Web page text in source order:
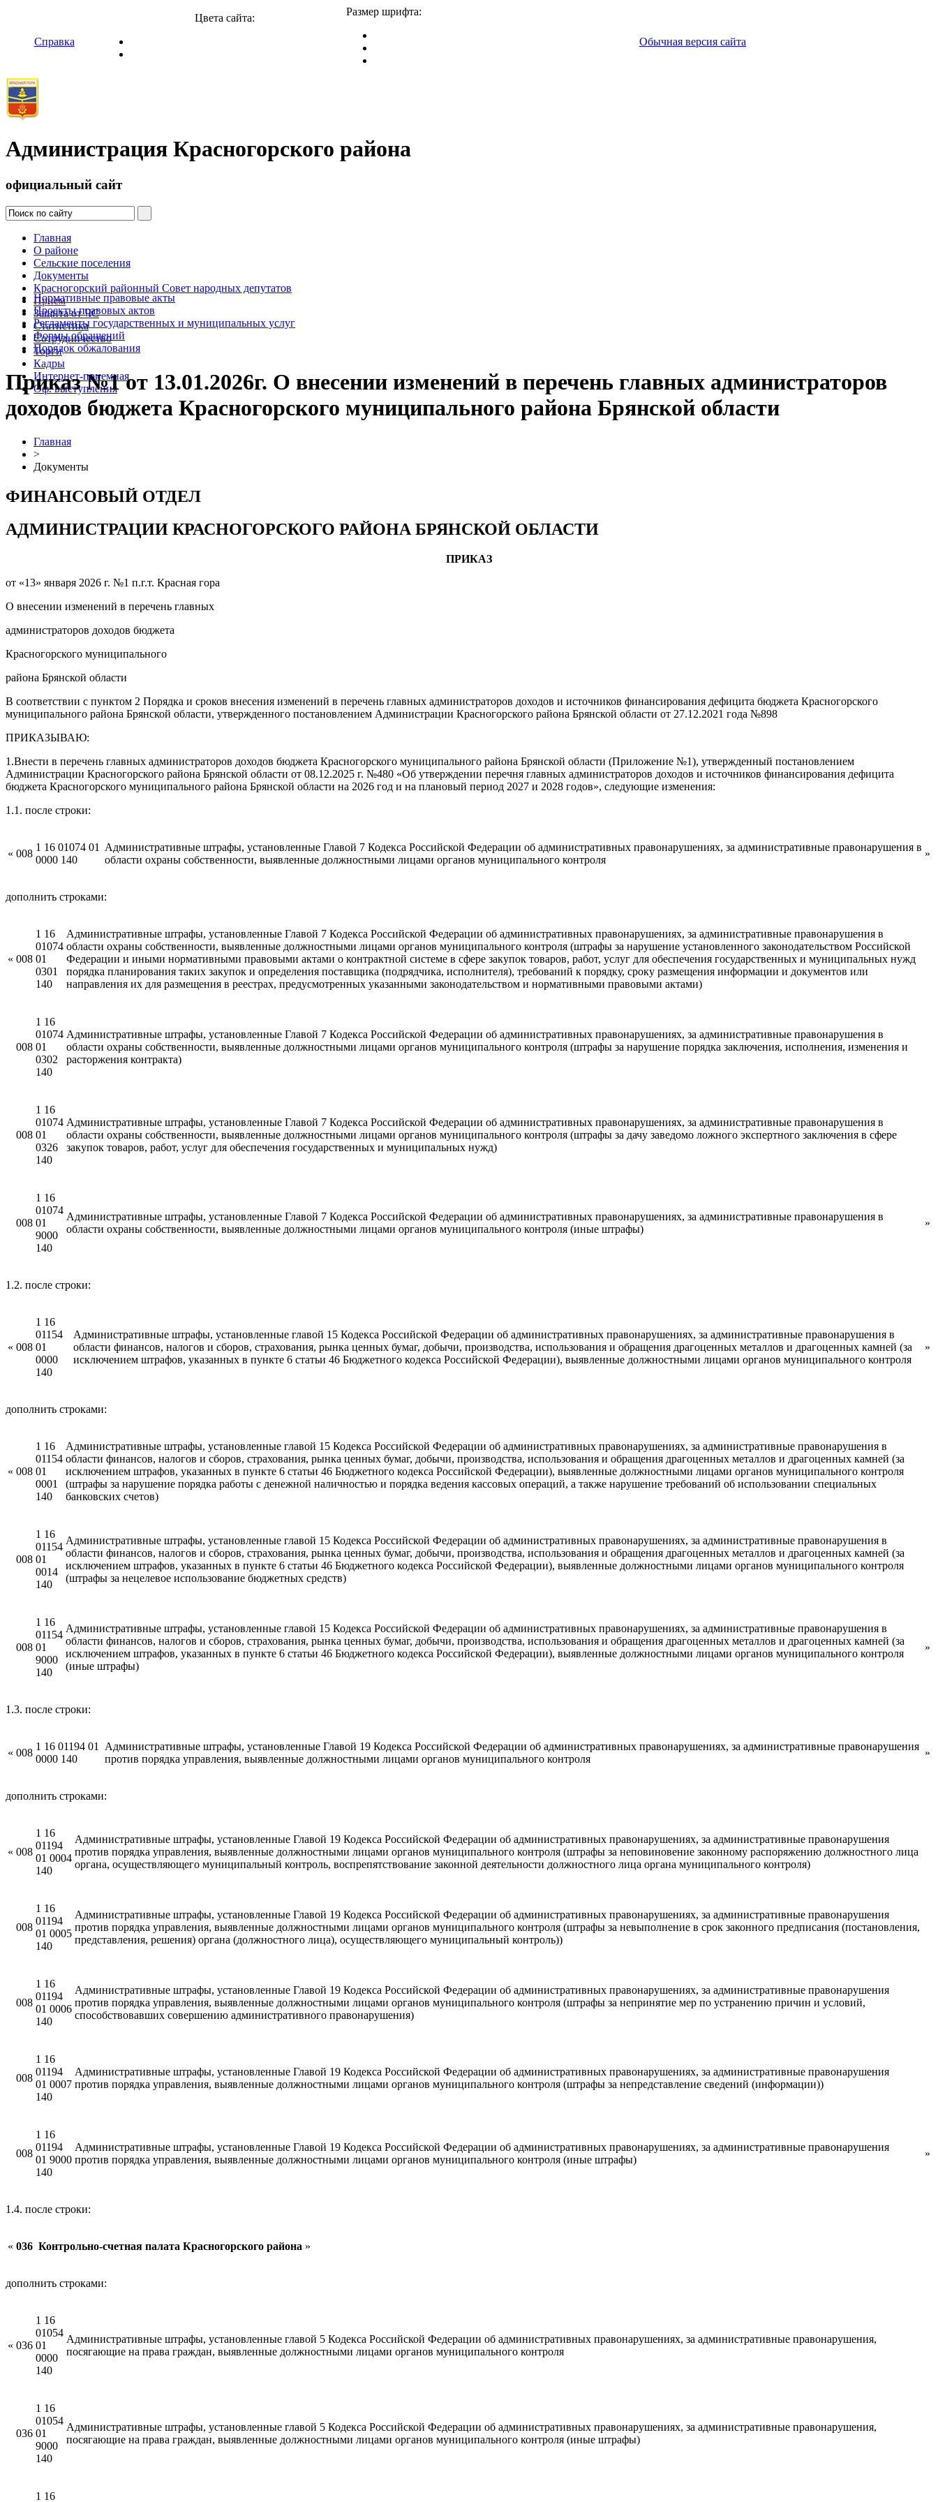
Справка
Цвета сайта:
Размер шрифта:
Обычная версия сайта
Администрация Красногорского района
официальный сайт
Главная
О районе
Сельские поселения
Документы
Красногорский районный Совет народных депутатов
Прием
Защита от ЧС
Статистика
Сотрудничество
Торги
Кадры
Интернет-приемная
Оф. выступления
Нормативные правовые акты
Проекты правовых актов
Регламенты государственных и муниципальных услуг
Формы обращений
Порядок обжалования
Приказ №1 от 13.01.2026г. О внесении изменений в перечень главных администраторов
доходов бюджета Красногорского муниципального района Брянской области
Главная
>
Документы
ФИНАНСОВЫЙ ОТДЕЛ
АДМИНИСТРАЦИИ КРАСНОГОРСКОГО РАЙОНА БРЯНСКОЙ ОБЛАСТИ
ПРИКАЗ
от «13» января 2026 г. №1 п.г.т. Красная гора
О внесении изменений в перечень главных
администраторов доходов бюджета
Красногорского муниципального
района Брянской области
В соответствии с пунктом 2 Порядка и сроков внесения изменений в перечень главных администраторов доходов и источников финансирования дефицита бюджета Красногорского
муниципального района Брянской области, утвержденного постановлением Администрации Красногорского района Брянской области от 27.12.2021 года №898
ПРИКАЗЫВАЮ:
1.Внести в перечень главных администраторов доходов бюджета Красногорского муниципального района Брянской области (Приложение №1), утвержденный постановлением
Администрации Красногорского района Брянской области от 08.12.2025 г. №480 «Об утверждении перечня главных администраторов доходов и источников финансирования дефицита
бюджета Красногорского муниципального района Брянской области на 2026 год и на плановый период 2027 и 2028 годов», следующие изменения:
1.1. после строки:
« 008
1 16 01074 01
0000 140
Административные штрафы, установленные Главой 7 Кодекса Российской Федерации об административных правонарушениях, за административные правонарушения в
области охраны собственности, выявленные должностными лицами органов муниципального контроля
»
дополнить строками:
« 008
1 16
01074
01
0301
140
Административные штрафы, установленные Главой 7 Кодекса Российской Федерации об административных правонарушениях, за административные правонарушения в
области охраны собственности, выявленные должностными лицами органов муниципального контроля (штрафы за нарушение установленного законодательством Российской
Федерации и иными нормативными правовыми актами о контрактной системе в сфере закупок товаров, работ, услуг для обеспечения государственных и муниципальных нужд
порядка планирования таких закупок и определения поставщика (подрядчика, исполнителя), требований к порядку, сроку размещения информации и документов или
направления их для размещения в реестрах, предусмотренных указанными законодательством и нормативными правовыми актами)
008
1 16
01074
01
0302
140
Административные штрафы, установленные Главой 7 Кодекса Российской Федерации об административных правонарушениях, за административные правонарушения в
области охраны собственности, выявленные должностными лицами органов муниципального контроля (штрафы за нарушение порядка заключения, исполнения, изменения и
расторжения контракта)
008
1 16
01074
01
0326
140
Административные штрафы, установленные Главой 7 Кодекса Российской Федерации об административных правонарушениях, за административные правонарушения в
области охраны собственности, выявленные должностными лицами органов муниципального контроля (штрафы за дачу заведомо ложного экспертного заключения в сфере
закупок товаров, работ, услуг для обеспечения государственных и муниципальных нужд)
008
1 16
01074
01
9000
140
Административные штрафы, установленные Главой 7 Кодекса Российской Федерации об административных правонарушениях, за административные правонарушения в
области охраны собственности, выявленные должностными лицами органов муниципального контроля (иные штрафы)
»
1.2. после строки:
« 008
1 16
01154
01
0000
140
Административные штрафы, установленные главой 15 Кодекса Российской Федерации об административных правонарушениях, за административные правонарушения в
области финансов, налогов и сборов, страхования, рынка ценных бумаг, добычи, производства, использования и обращения драгоценных металлов и драгоценных камней (за
исключением штрафов, указанных в пункте 6 статьи 46 Бюджетного кодекса Российской Федерации), выявленные должностными лицами органов муниципального контроля
»
дополнить строками:
« 008
1 16
01154
01
0001
140
Административные штрафы, установленные главой 15 Кодекса Российской Федерации об административных правонарушениях, за административные правонарушения в
области финансов, налогов и сборов, страхования, рынка ценных бумаг, добычи, производства, использования и обращения драгоценных металлов и драгоценных камней (за
исключением штрафов, указанных в пункте 6 статьи 46 Бюджетного кодекса Российской Федерации), выявленные должностными лицами органов муниципального контроля
(штрафы за нарушение порядка работы с денежной наличностью и порядка ведения кассовых операций, а также нарушение требований об использовании специальных
банковских счетов)
008
1 16
01154
01
0014
140
Административные штрафы, установленные главой 15 Кодекса Российской Федерации об административных правонарушениях, за административные правонарушения в
области финансов, налогов и сборов, страхования, рынка ценных бумаг, добычи, производства, использования и обращения драгоценных металлов и драгоценных камней (за
исключением штрафов, указанных в пункте 6 статьи 46 Бюджетного кодекса Российской Федерации), выявленные должностными лицами органов муниципального контроля
(штрафы за нецелевое использование бюджетных средств)
008
1 16
01154
01
9000
140
Административные штрафы, установленные главой 15 Кодекса Российской Федерации об административных правонарушениях, за административные правонарушения в
области финансов, налогов и сборов, страхования, рынка ценных бумаг, добычи, производства, использования и обращения драгоценных металлов и драгоценных камней (за
исключением штрафов, указанных в пункте 6 статьи 46 Бюджетного кодекса Российской Федерации), выявленные должностными лицами органов муниципального контроля
(иные штрафы)
»
1.3. после строки:
« 008
1 16 01194 01
0000 140
Административные штрафы, установленные Главой 19 Кодекса Российской Федерации об административных правонарушениях, за административные правонарушения
против порядка управления, выявленные должностными лицами органов муниципального контроля
»
дополнить строками:
« 008
1 16
01194
01 0004
140
Административные штрафы, установленные Главой 19 Кодекса Российской Федерации об административных правонарушениях, за административные правонарушения
против порядка управления, выявленные должностными лицами органов муниципального контроля (штрафы за неповиновение законному распоряжению должностного лица
органа, осуществляющего муниципальный контроль, воспрепятствование законной деятельности должностного лица органа муниципального контроля)
008
1 16
01194
01 0005
140
Административные штрафы, установленные Главой 19 Кодекса Российской Федерации об административных правонарушениях, за административные правонарушения
против порядка управления, выявленные должностными лицами органов муниципального контроля (штрафы за невыполнение в срок законного предписания (постановления,
представления, решения) органа (должностного лица), осуществляющего муниципальный контроль))
008
1 16
01194
01 0006
140
Административные штрафы, установленные Главой 19 Кодекса Российской Федерации об административных правонарушениях, за административные правонарушения
против порядка управления, выявленные должностными лицами органов муниципального контроля (штрафы за непринятие мер по устранению причин и условий,
способствовавших совершению административного правонарушения)
008
1 16
01194
01 0007
140
Административные штрафы, установленные Главой 19 Кодекса Российской Федерации об административных правонарушениях, за административные правонарушения
против порядка управления, выявленные должностными лицами органов муниципального контроля (штрафы за непредставление сведений (информации))
008
1 16
01194
01 9000
140
Административные штрафы, установленные Главой 19 Кодекса Российской Федерации об административных правонарушениях, за административные правонарушения
против порядка управления, выявленные должностными лицами органов муниципального контроля (иные штрафы)
»
1.4. после строки:
« 036 Контрольно-счетная палата Красногорского района »
дополнить строками:
« 036
1 16
01054
01
0000
140
Административные штрафы, установленные главой 5 Кодекса Российской Федерации об административных правонарушениях, за административные правонарушения,
посягающие на права граждан, выявленные должностными лицами органов муниципального контроля
036
1 16
01054
01
9000
140
Административные штрафы, установленные главой 5 Кодекса Российской Федерации об административных правонарушениях, за административные правонарушения,
посягающие на права граждан, выявленные должностными лицами органов муниципального контроля (иные штрафы)
1 16